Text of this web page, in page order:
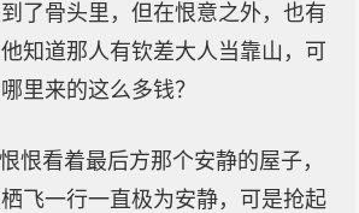
了骨头里，但在恨意之外，也有
知道那人有钦差大人当靠山，可
里来的这么多钱？
恨看着最后方那个安静的屋子，
飞一行一直极为安静，可是抢起